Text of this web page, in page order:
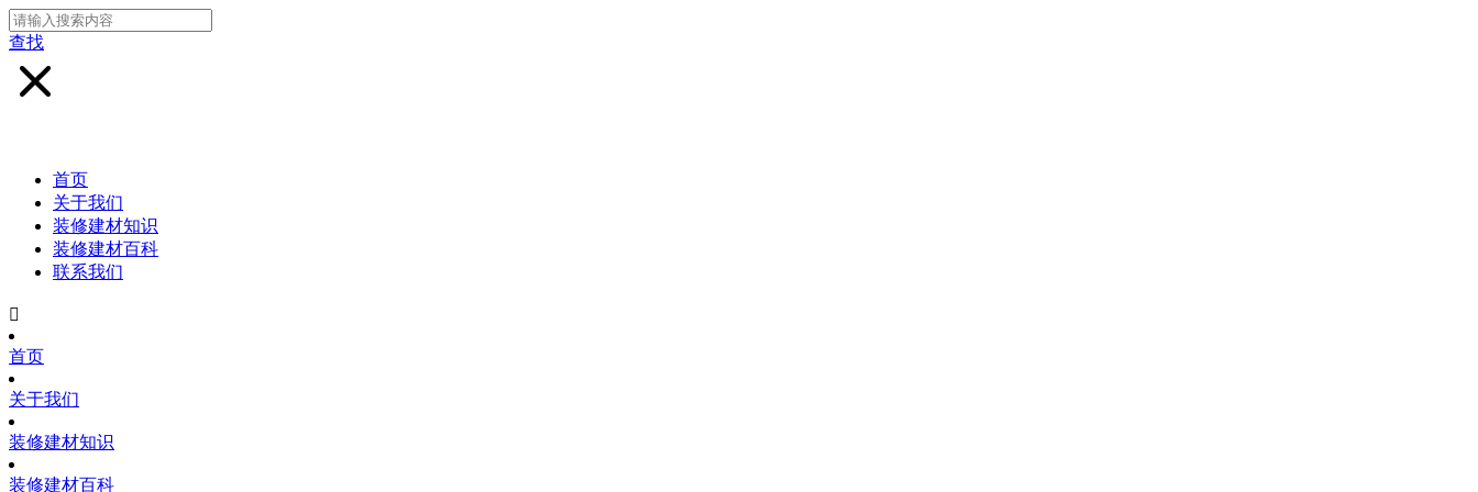
查找
首页
关于我们
装修建材知识
装修建材百科
联系我们

首页
关于我们
装修建材知识
装修建材百科